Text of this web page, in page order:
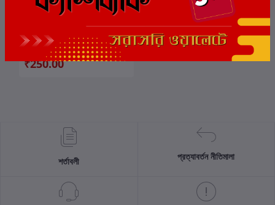
কার্টে যোগ করুন
Sahaj Bangla Abhidhan
লেখক: অমিতাভ মুখোপাধ্যায়
₹250.00
শর্তাবলী প্রত্যাবর্তন নীতিমালা